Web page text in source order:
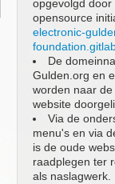
opgevolgd door
opensource
electronic-
De
Gulden.org en
worden naar
website
Via de
menu's en via
is de oude
raadplegen ter
als naslagwerk.